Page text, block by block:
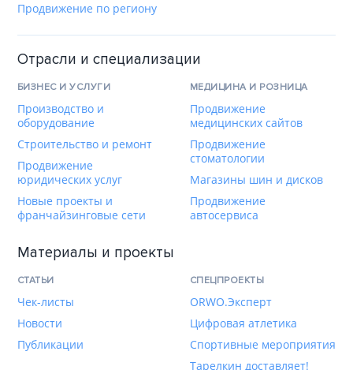
Продвижение по региону
Отрасли и специализации
БИЗНЕС И УСЛУГИ
Производство и
оборудование
Строительство и ремонт
Продвижение
юридических услуг
Новые проекты и
франчайзинговые сети
МЕДИЦИНА И РОЗНИЦА
Продвижение
медицинских сайтов
Продвижение
стоматологии
Магазины шин и дисков
Продвижение
автосервиса
Материалы и проекты
СТАТЬИ
Чек-листы
Новости
Публикации
СПЕЦПРОЕКТЫ
ORWO.Эксперт
Цифровая атлетика
Спортивные мероприятия
Тарелкин доставляет!